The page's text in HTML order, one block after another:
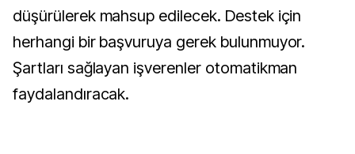
düşürülerek mahsup edilecek. Destek için
herhangi bir başvuruya gerek bulunmuyor.
Şartları sağlayan işverenler otomatikman
faydalandıracak.